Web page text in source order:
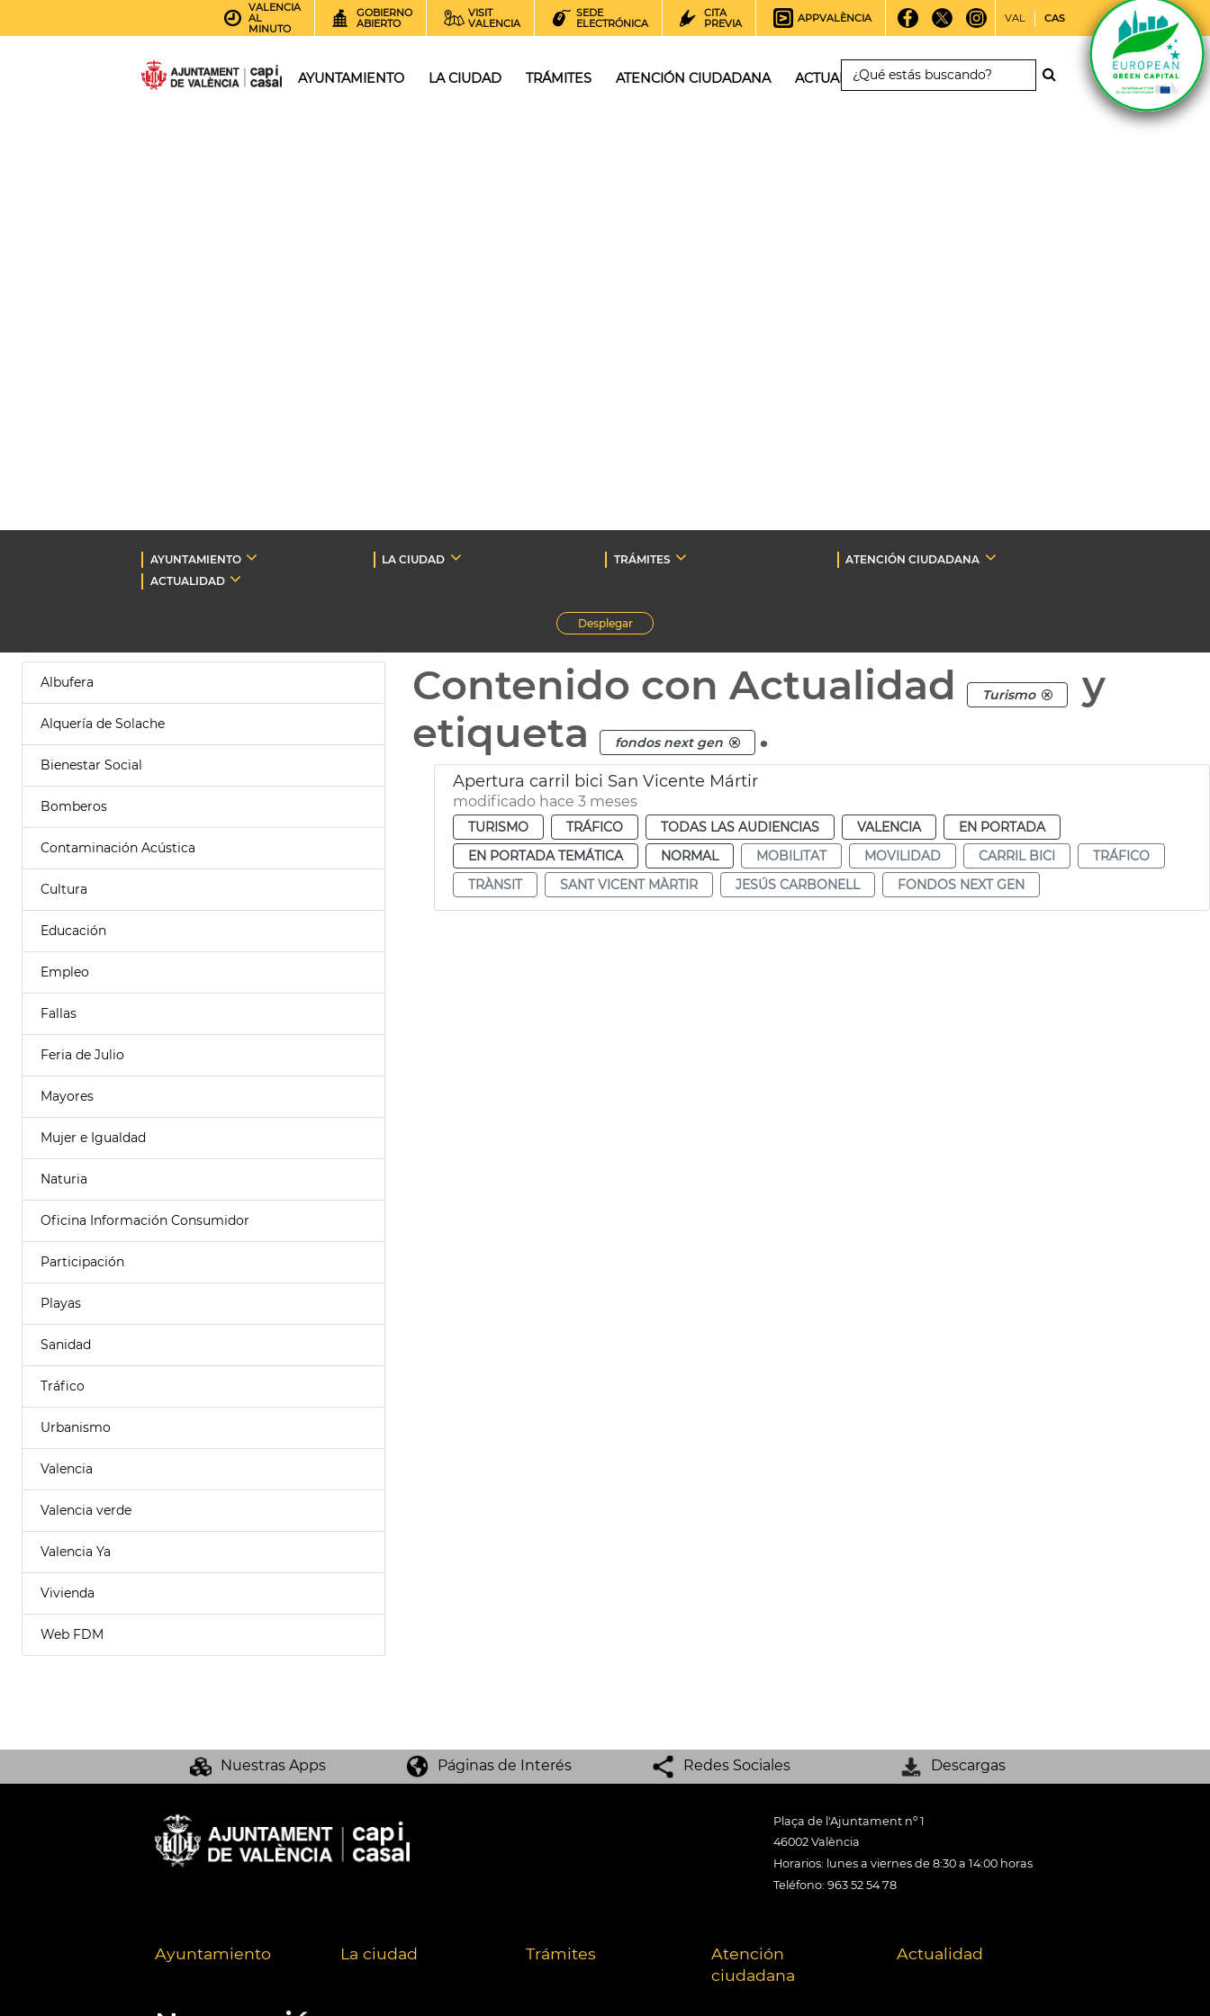
VALENCIA
AL
MINUTO
GOBIERNO
ABIERTO
VISIT
VALENCIA
SEDE
ELECTRÓNICA
CITA
PREVIA
APPVALÈNCIA VAL CAS
AYUNTAMIENTO LA CIUDAD TRÁMITES ATENCIÓN CIUDADANA ACTUALIDAD
AYUNTAMIENTO LA CIUDAD TRÁMITES
ATENCIÓN CIUDADANA
ACTUALIDAD
Desplegar
Albufera
Alquería de Solache
Bienestar Social
Bomberos
Contaminación Acústica
Cultura
Educación
Empleo
Fallas
Feria de Julio
Mayores
Mujer e Igualdad
Naturia
Oficina Información Consumidor
Participación
Playas
Sanidad
Tráfico
Urbanismo
Valencia
Valencia verde
Valencia Ya
Vivienda
Web FDM
Contenido con Actualidad Turismo
y
etiqueta
fondos next gen .
Apertura carril bici San Vicente Mártir
modificado hace 3 meses
TURISMO TRÁFICO TODAS LAS AUDIENCIAS VALENCIA
EN PORTADA
EN PORTADA TEMÁTICA
NORMAL MOBILITAT MOVILIDAD CARRIL BICI
TRÁFICO
TRÀNSIT
SANT VICENT MÀRTIR JESÚS CARBONELL FONDOS NEXT GEN
Nuestras Apps Páginas de Interés Redes Sociales Descargas
Plaça de l'Ajuntament nº 1
46002 València
Horarios: lunes a viernes de 8:30 a 14:00 horas
Teléfono: 963 52 54 78
Ayuntamiento La ciudad Trámites
Atención
ciudadana
Actualidad